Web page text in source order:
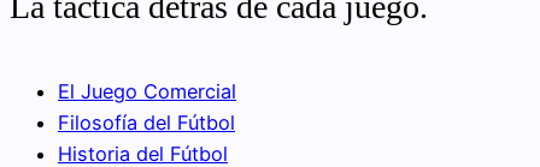
El Juego Comercial
Filosofía del Fútbol
Historia del Fútbol